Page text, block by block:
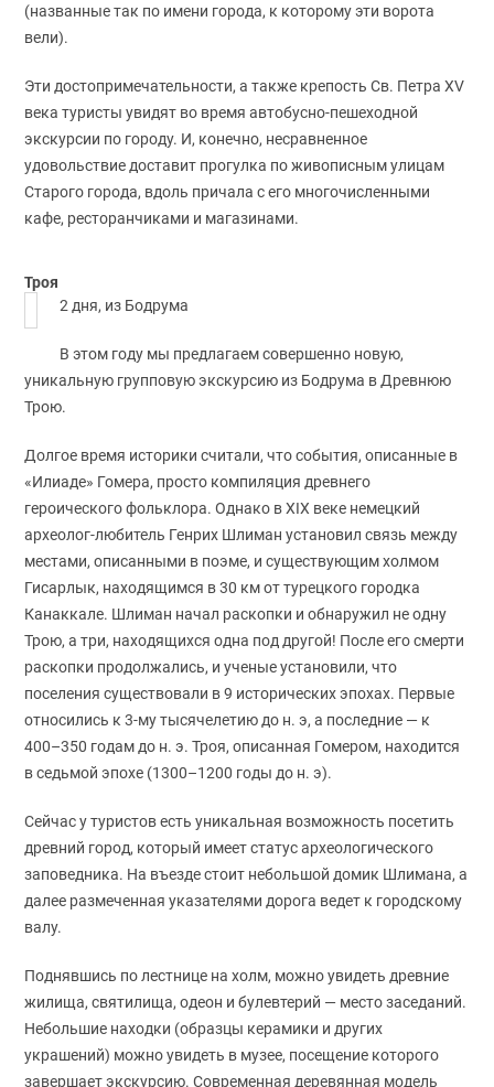
(названные так по имени города, к которому эти ворота
вели).
Эти достопримечательности, а также крепость Св. Петра XV
века туристы увидят во время автобусно-пешеходной
экскурсии по городу. И, конечно, несравненное
удовольствие доставит прогулка по живописным улицам
Старого города, вдоль причала с его многочисленными
кафе, ресторанчиками и магазинами.
Троя
2 дня, из Бодрума
В этом году мы предлагаем совершенно новую,
уникальную групповую экскурсию из Бодрума в Древнюю
Трою.
Долгое время историки считали, что события, описанные в
«Илиаде» Гомера, просто компиляция древнего
героического фольклора. Однако в XIX веке немецкий
археолог-любитель Генрих Шлиман установил связь между
местами, описанными в поэме, и существующим холмом
Гисарлык, находящимся в 30 км от турецкого городка
Канаккале. Шлиман начал раскопки и обнаружил не одну
Трою, а три, находящихся одна под другой! После его смерти
раскопки продолжались, и ученые установили, что
поселения существовали в 9 исторических эпохах. Первые
относились к 3-му тысячелетию до н. э, а последние — к
400–350 годам до н. э. Троя, описанная Гомером, находится
в седьмой эпохе (1300–1200 годы до н. э).
Сейчас у туристов есть уникальная возможность посетить
древний город, который имеет статус археологического
заповедника. На въезде стоит небольшой домик Шлимана, а
далее размеченная указателями дорога ведет к городскому
валу.
Поднявшись по лестнице на холм, можно увидеть древние
жилища, святилища, одеон и булевтерий — место заседаний.
Небольшие находки (образцы керамики и других
украшений) можно увидеть в музее, посещение которого
завершает экскурсию. Современная деревянная модель